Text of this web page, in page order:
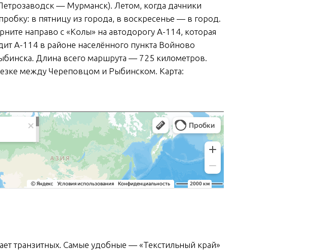
— Мурманск). Летом, когда дачники
в пятницу из города, в воскресенье — в город.
направо с «Колы» на автодорогу А-114, которая
А-114 в районе населённого пункта Войново
Длина всего маршрута — 725 километров.
между Череповцом и Рыбинском. Карта:
транзитных. Самые удобные — «Текстильный край»